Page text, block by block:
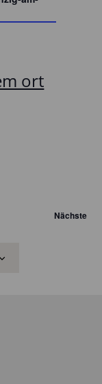
ort
Nächste